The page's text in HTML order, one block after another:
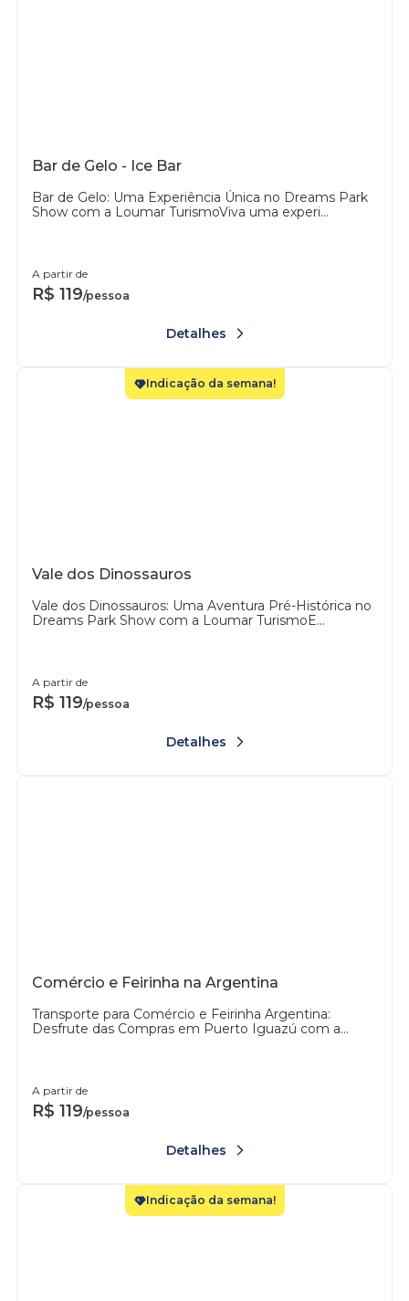
Bar de Gelo - Ice Bar
Bar de Gelo: Uma Experiência Única no Dreams Park
Show com a Loumar TurismoViva uma experi...
A partir de
R$ 119/pessoa
Detalhes
Indicação da semana!
Vale dos Dinossauros
Vale dos Dinossauros: Uma Aventura Pré-Histórica no
Dreams Park Show com a Loumar TurismoE...
A partir de
R$ 119/pessoa
Detalhes
Comércio e Feirinha na Argentina
Transporte para Comércio e Feirinha Argentina:
Desfrute das Compras em Puerto Iguazú com a...
A partir de
R$ 119/pessoa
Detalhes
Indicação da semana!